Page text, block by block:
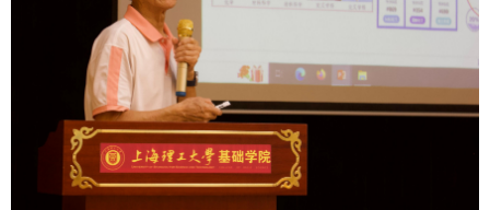
万多名会员。协会秉承“推动材料科学全球卓越发展”的使命，致力于
实现构建可持续发展、环境稳定的人类优质生活世界这一目标，并力
争在未来的科研征程中引领科学界的发展方向，实现全球卓越。
IAAM“终身会士”是全球范围内授予在材料科学、工程和技术领域做出
独创性且重要贡献科研人员的最高学术头衔。获此荣誉的人被授权使
用“FIAAM”这一称谓。IAAM